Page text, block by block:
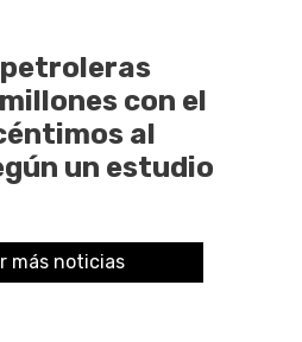
con el
al
un estudio
más noticias